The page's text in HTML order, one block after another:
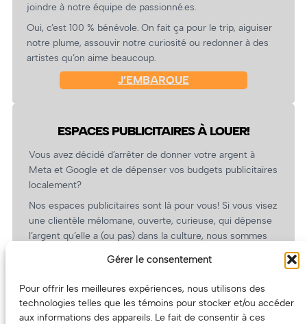
Gérer le consentement
Pour offrir les meilleures expériences, nous utilisons des
technologies telles que les témoins pour stocker et/ou accéder
aux informations des appareils. Le fait de consentir à ces
joindre à notre équipe de passionné.es.
Oui, c’est 100 % bénévole. On fait ça pour le trip, aiguiser
notre plume, assouvir notre curiosité ou redonner à des
artistes qu’on aime beaucoup.
J’EMBARQUE
ESPACES PUBLICITAIRES À LOUER!
Vous avez décidé d’arrêter de donner votre argent à
Meta et Google et de dépenser vos budgets publicitaires
localement?
Nos espaces publicitaires sont là pour vous! Si vous visez
une clientèle mélomane, ouverte, curieuse, qui dépense
l’argent qu’elle a (ou pas) dans la culture, nous sommes
revient.
(Oui, on va avoir des tarifs spéciaux pour vous, les